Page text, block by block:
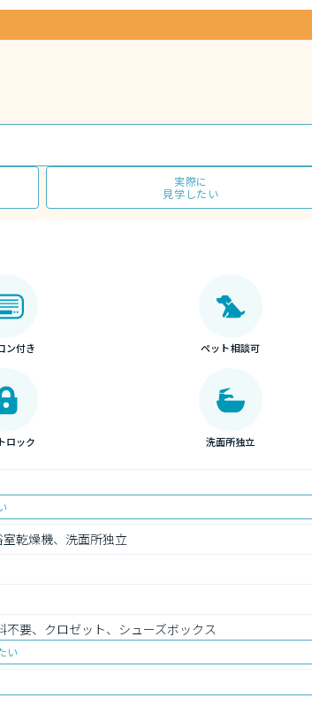
実際に
見学したい
ン付き ペット相談可
ロック 洗面所独立
乾燥機、洗面所独立
要、クロゼット、シューズボックス
い